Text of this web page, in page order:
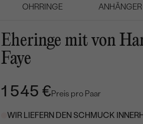
OHRRINGE
Eheringe mit von
Faye
1 545 €Preis pro Paar
WIR LIEFERN DEN SCHMUCK